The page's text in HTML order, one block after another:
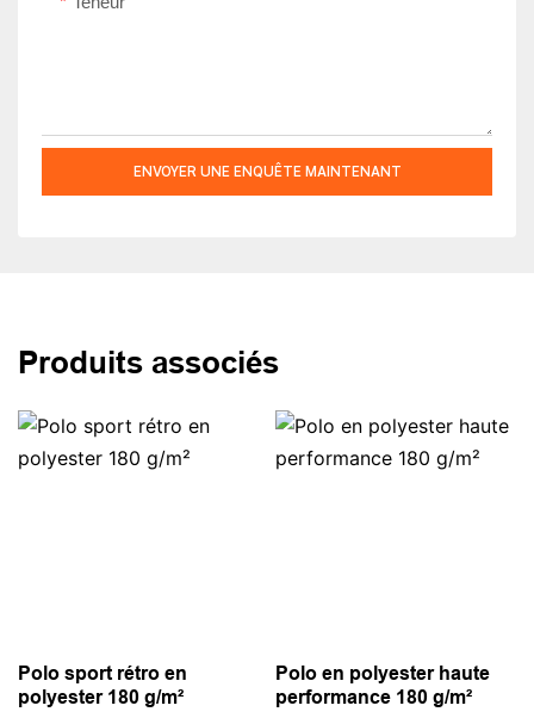
ENVOYER UNE ENQUÊTE MAINTENANT
Produits associés
Polo sport rétro en
polyester 180 g/m²
Polo en polyester haute
performance 180 g/m²